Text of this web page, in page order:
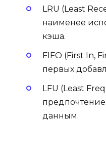
LRU (Least
наименее
кэша.
FIFO (First In,
первых
LFU (Least
предпочтение
данным.